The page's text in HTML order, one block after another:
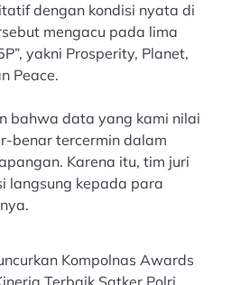
dengan kondisi nyata di
mengacu pada lima
yakni Prosperity, Planet,
Peace.
bahwa data yang kami nilai
benar tercermin dalam
Karena itu, tim juri
langsung kepada para
Kompolnas Awards